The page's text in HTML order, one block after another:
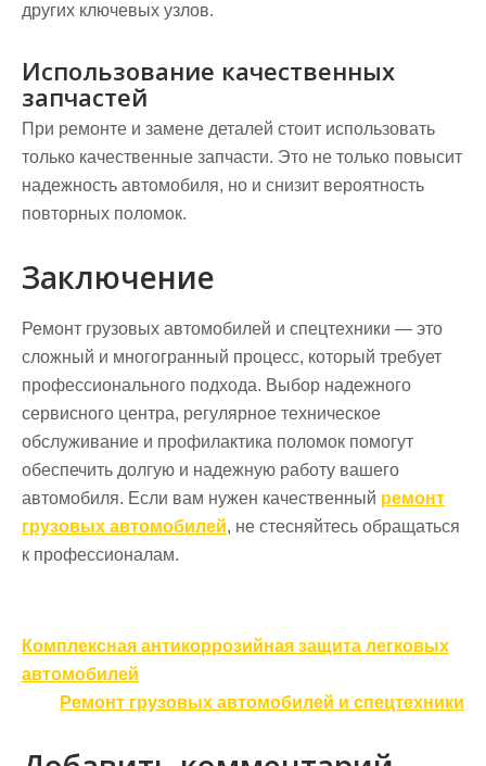
других ключевых узлов.
Использование качественных
запчастей
При ремонте и замене деталей стоит использовать
только качественные запчасти. Это не только повысит
надежность автомобиля, но и снизит вероятность
повторных поломок.
Заключение
Ремонт грузовых автомобилей и спецтехники — это
сложный и многогранный процесс, который требует
профессионального подхода. Выбор надежного
сервисного центра, регулярное техническое
обслуживание и профилактика поломок помогут
обеспечить долгую и надежную работу вашего
автомобиля. Если вам нужен качественный ремонт
грузовых автомобилей, не стесняйтесь обращаться
к профессионалам.
Навигация
по
записям
Комплексная антикоррозийная защита легковых
автомобилей
Ремонт грузовых автомобилей и спецтехники